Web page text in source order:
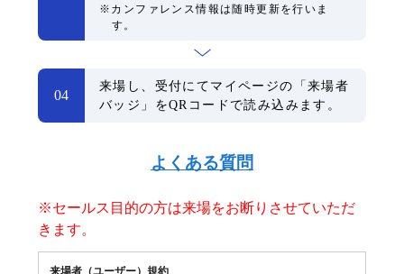
※カンファレンス情報は随時更新を行いま
す。
04
来場し、受付にてマイページの「来場者
バッジ」をQRコードで読み込みます。
よくある質問
※セールス目的の方は来場をお断りさせていただ
きます。
来場者（ユーザー）規約